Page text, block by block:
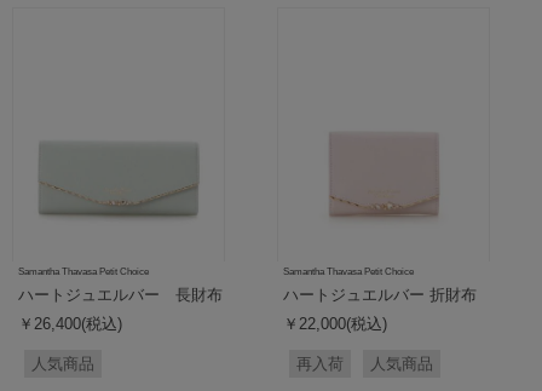
Samantha Thavasa Petit Choice
ハートジュエルバー 長財布
￥26,400(税込)
人気商品
Samantha Thavasa Petit Choice
ハートジュエルバー 折財布
￥22,000(税込)
再入荷 人気商品